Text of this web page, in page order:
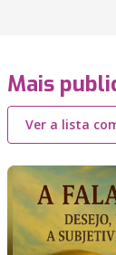
Mais
Ver a lista